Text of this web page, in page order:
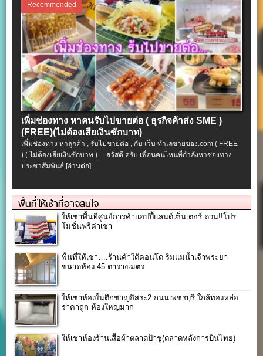
Recommended
เพิ่มช่องทาง หาคนรับไปขายต่อ ( ธุรกิจค้าส่ง SME )
(FREE)(ไม่ต้องเสียเงินซักบาท)
เพิ่มช่องทาง หาลูกค้า , รับไปขายต่อ , กับ เว็บ ทำเลขายของ.com ( FREE
) ( ไม่ต้องเสียเงินซักบาท ) สวัสดี ครับ เพื่อนคนไหนที่กำลังหาช่องทาง
ประชาสัมพันธ์[อ่านต่อ]
พื้นที่ให้เช่าที่อาจสนใจ
ให้เช่าพื้นที่ศูนย์การค้าแฮปปี้แลนด์เซ็นเตอร์ ด่วน!!โปร
โมชั่นฟรีค่าเช่า
พื้นที่ให้เช่า….ร้านค้าใต้คอนโด ริมแม่น้ำเจ้าพระยา
ขนาดห้อง 45 ตารางเมตร
ให้เช่าห้องในตึกชาญอิสระ2 ถนนเพชรบุรี ใกล้ทองหล่อ
ราคาถูก ห้องใหญ่มาก
ให้เช่าห้องร้านเสื้อผ้าตลาดป้าชู(ตลาดหลังการบินไทย)